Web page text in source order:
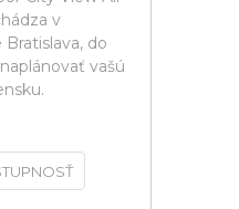
v
do
vašú